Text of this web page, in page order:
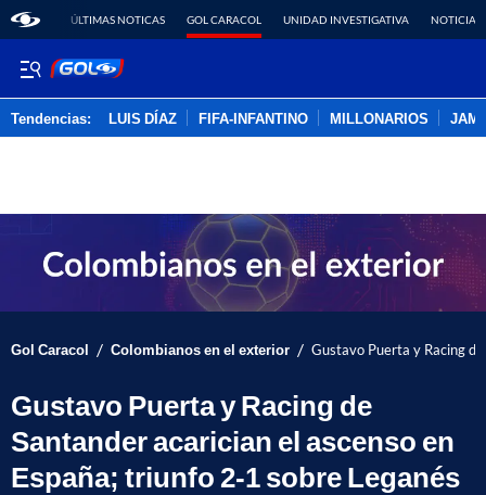
ÚLTIMAS NOTICAS GOL CARACOL UNIDAD INVESTIGATIVA NOTICIAS
Tendencias: LUIS DÍAZ FIFA-INFANTINO MILLONARIOS
Gol Caracol / Colombianos en el exterior / Gustavo Puerta y Racing
Gustavo Puerta y Racing de
Santander acarician el ascenso en
España; triunfo 2-1 sobre Leganés